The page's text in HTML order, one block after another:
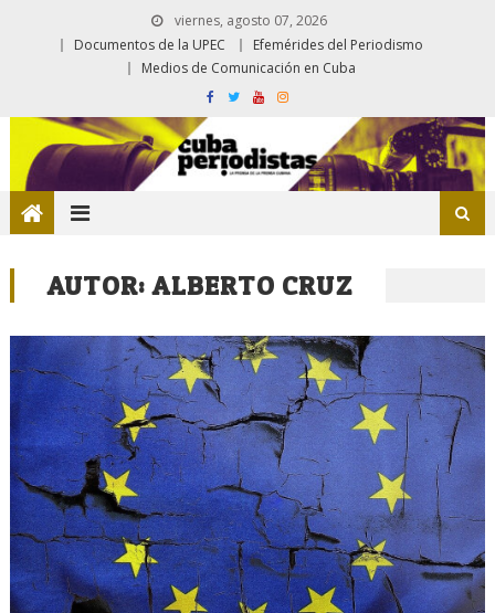
viernes, agosto 07, 2026
Documentos de la UPEC
Efemérides del Periodismo
Medios de Comunicación en Cuba
AUTOR:ALBERTO CRUZ